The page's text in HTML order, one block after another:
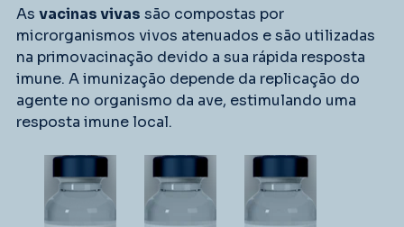
As vacinas vivas são compostas por
microrganismos vivos atenuados e são utilizadas
na primovacinação devido a sua rápida resposta
imune. A imunização depende da replicação do
agente no organismo da ave, estimulando uma
resposta imune local.